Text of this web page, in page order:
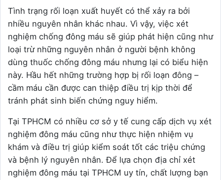
Tình trạng rối loạn xuất huyết có thể xảy ra bởi
nhiều nguyên nhân khác nhau. Vì vậy, việc xét
nghiệm chống đông máu sẽ giúp phát hiện cũng như
loại trừ những nguyên nhân ở người bệnh không
dùng thuốc chống đông máu nhưng lại có biểu hiện
này. Hầu hết những trường hợp bị rối loạn đông –
cầm máu cần được can thiệp điều trị kịp thời để
tránh phát sinh biến chứng nguy hiểm.
Tại TPHCM có nhiều cơ sở y tế cung cấp dịch vụ xét
nghiệm đông máu cũng như thực hiện nhiệm vụ
khám và điều trị giúp kiểm soát tốt các triệu chứng
và bệnh lý nguyên nhân. Để lựa chọn địa chỉ xét
nghiệm đông máu tại TPHCM uy tín, chất lượng bạn